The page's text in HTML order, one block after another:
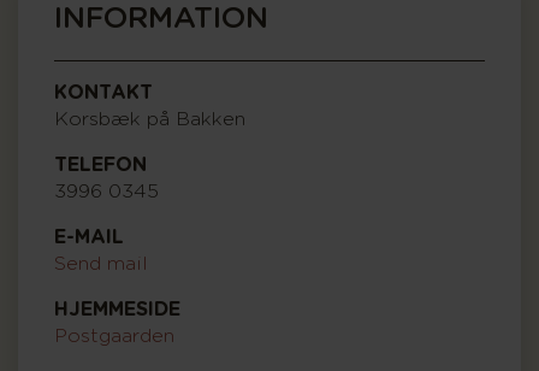
INFORMATION
KONTAKT
Korsbæk på Bakken
TELEFON
3996 0345
E-MAIL
Send mail
HJEMMESIDE
Postgaarden